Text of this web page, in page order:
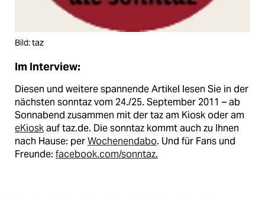
Bild: taz
Im Interview:
Diesen und weitere spannende Artikel lesen Sie in der
nächsten sonntaz vom 24./25. September 2011 – ab
Sonnabend zusammen mit der taz am Kiosk oder am
eKioskauf taz.de. Die sonntaz kommt auch zu Ihnen
nach Hause: perWochenendabo. Und für Fans und
Freunde: facebook.com/sonntaz.